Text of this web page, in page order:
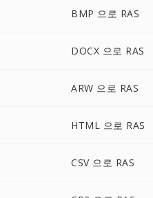
BMP 으로 RAS
DOCX 으로 RAS
ARW 으로 RAS
HTML 으로 RAS
CSV 으로 RAS